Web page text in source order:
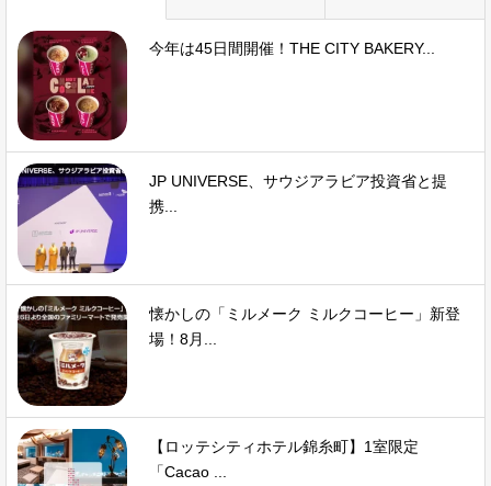
今年は45日間開催！THE CITY BAKERY...
JP UNIVERSE、サウジアラビア投資省と提
携...
懐かしの「ミルメーク ミルクコーヒー」新登
場！8月...
【ロッテシティホテル錦糸町】1室限定
「Cacao ...